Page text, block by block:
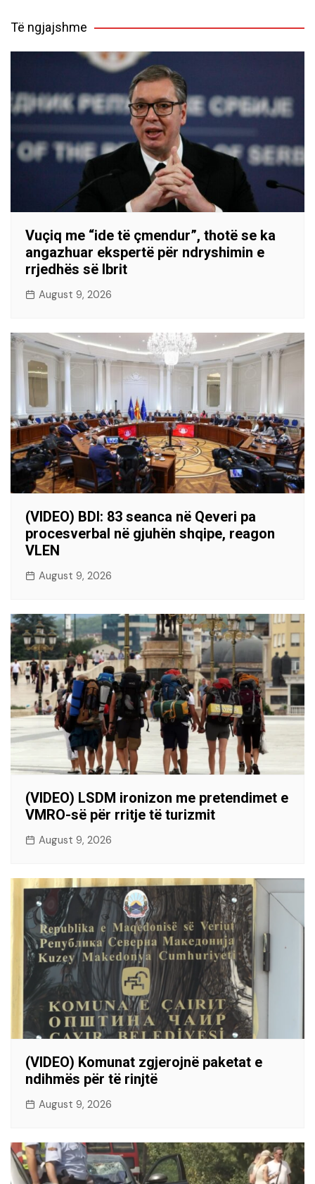
Të ngjajshme
Vuçiq me “ide të çmendur”, thotë se ka
angazhuar ekspertë për ndryshimin e
rrjedhës së Ibrit
August 9, 2026
(VIDEO) BDI: 83 seanca në Qeveri pa
procesverbal në gjuhën shqipe, reagon
VLEN
August 9, 2026
(VIDEO) LSDM ironizon me pretendimet e
VMRO-së për rritje të turizmit
August 9, 2026
(VIDEO) Komunat zgjerojnë paketat e
ndihmës për të rinjtë
August 9, 2026